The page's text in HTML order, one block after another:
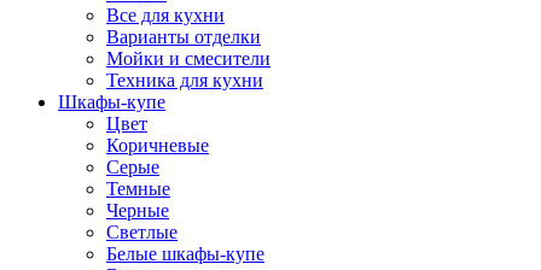
Все для кухни
Варианты отделки
Мойки и смесители
Техника для кухни
Шкафы-купе
Цвет
Коричневые
Серые
Темные
Черные
Светлые
Белые шкафы-купе